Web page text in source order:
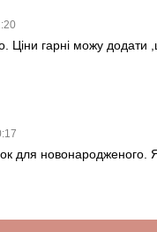
Ціни гарні можу додати
для новонародженого.